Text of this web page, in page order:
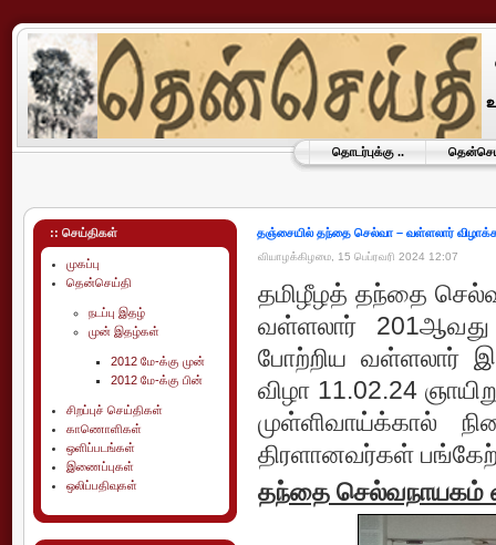
தொடர்புக்கு ..
:: செய்திகள்
முகப்பு
தென்செய்தி
நடப்பு இதழ்
முன் இதழ்கள்
2012 மே-க்கு முன்
2012 மே-க்கு பின்
சிறப்புச் செய்திகள்
காணொளிகள்
ஒளிப்படங்கள்
இணைப்புகள்
ஒலிப்பதிவுகள்
தஞ்சையில் தந்தை செல்வா – வள்ளலார்
வியாழக்கிழமை, 15 பெப்ரவரி 2024 12:07
தமிழீழத் தந்தை
வள்ளலார் 201ஆவது
போற்றிய வள்ளலார்
விழா 11.02.24
முள்ளிவாய்க்கால்
திரளானவர்கள்
தந்தை செல்வநாயகம்